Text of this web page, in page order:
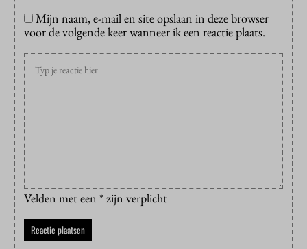
Mijn naam, e-mail en site opslaan in deze browser
voor de volgende keer wanneer ik een reactie plaats.
Velden met een * zijn verplicht